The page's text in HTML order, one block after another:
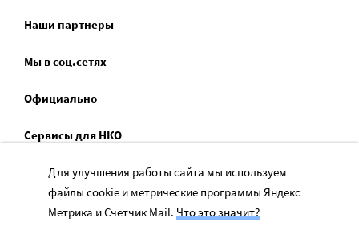
Наши партнеры
Мы в соц.сетях
Официально
Сервисы для НКО
Спецпроекты
Социальное служение
Для улучшения работы сайта мы используем
файлы cookie и метрические программы Яндекс
Метрика и Счетчик Mail. Что это значит?